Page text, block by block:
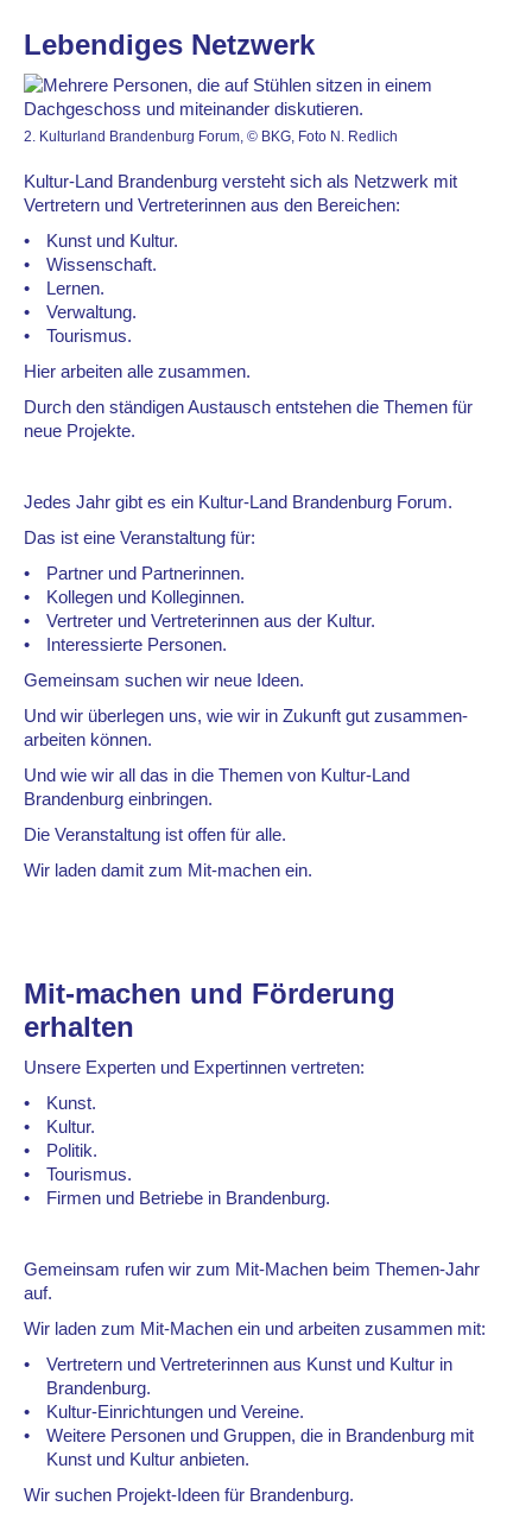
Lebendiges Netzwerk
2. Kulturland Brandenburg Forum, © BKG, Foto N. Redlich
Kultur-Land Brandenburg versteht sich als Netzwerk mit
Vertretern und Vertreterinnen aus den Bereichen:
Kunst und Kultur.
Wissenschaft.
Lernen.
Verwaltung.
Tourismus.
Hier arbeiten alle zusammen.
Durch den ständigen Austausch entstehen die Themen für
neue Projekte.
Jedes Jahr gibt es ein Kultur-Land Brandenburg Forum.
Das ist eine Veranstaltung für:
Partner und Partnerinnen.
Kollegen und Kolleginnen.
Vertreter und Vertreterinnen aus der Kultur.
Interessierte Personen.
Gemeinsam suchen wir neue Ideen.
Und wir überlegen uns, wie wir in Zukunft gut zusammen-
arbeiten können.
Und wie wir all das in die Themen von Kultur-Land
Brandenburg einbringen.
Die Veranstaltung ist offen für alle.
Wir laden damit zum Mit-machen ein.
Mit-machen und Förderung
erhalten
Unsere Experten und Expertinnen vertreten:
Kunst.
Kultur.
Politik.
Tourismus.
Firmen und Betriebe in Brandenburg.
Gemeinsam rufen wir zum Mit-Machen beim Themen-Jahr
auf.
Wir laden zum Mit-Machen ein und arbeiten zusammen mit:
Vertretern und Vertreterinnen aus Kunst und Kultur in
Brandenburg.
Kultur-Einrichtungen und Vereine.
Weitere Personen und Gruppen, die in Brandenburg mit
Kunst und Kultur anbieten.
Wir suchen Projekt-Ideen für Brandenburg.